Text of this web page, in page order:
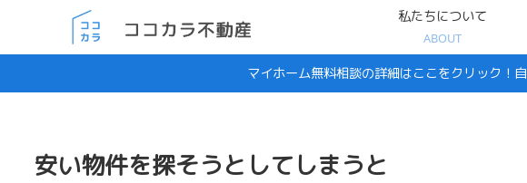
私たちについて
ABOUT
マイホーム無料相談の詳細はここをクリック！
安い物件を探そうとしてしまうと